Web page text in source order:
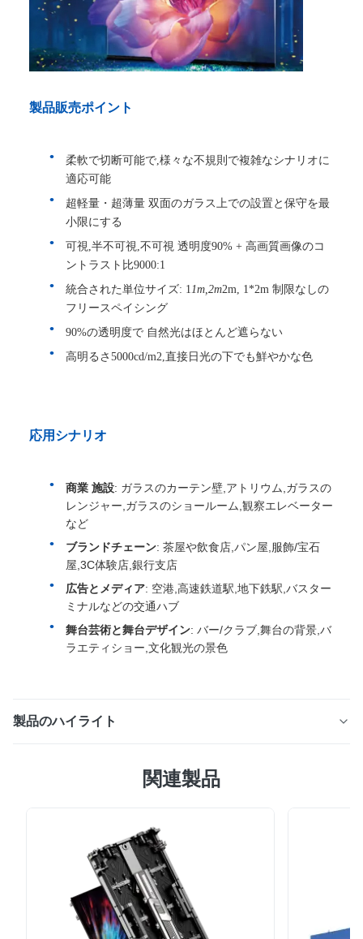
製品販売ポイント
柔軟で切断可能で,様々な不規則で複雑なシナリオに
適応可能
超軽量・超薄量 双面のガラス上での設置と保守を最
小限にする
可視,半不可視,不可視 透明度90% + 高画質画像のコ
ントラスト比9000:1
統合された単位サイズ: 11m,2m2m, 1*2m 制限なしの
フリースペイシング
90%の透明度で 自然光はほとんど遮らない
高明るさ5000cd/m2,直接日光の下でも鮮やかな色
応用シナリオ
商業 施設: ガラスのカーテン壁,アトリウム,ガラスの
レンジャー,ガラスのショールーム,観察エレベーター
など
ブランドチェーン: 茶屋や飲食店,パン屋,服飾/宝石
屋,3C体験店,銀行支店
広告とメディア: 空港,高速鉄道駅,地下鉄駅,バスター
ミナルなどの交通ハブ
舞台芸術と舞台デザイン: バー/クラブ,舞台の背景,バ
ラエティショー,文化観光の景色
製品のハイライト
明ディスプレイと同じシリーズで 屋内での透明ディスプ
HT3.91 / HT5 CHEER-HI6.25 / HI7.8 / HI10 / HI15.625 /
HI20 モジュールのサイズ 1500×160mm / 1500×224mm
/ 1500×250mm 1500×250mm / 1500×240mm ピクセ
ル密度 160000~40000点/m2 25600~4096点/m2 透明
性 70%~88% ...
関連製品